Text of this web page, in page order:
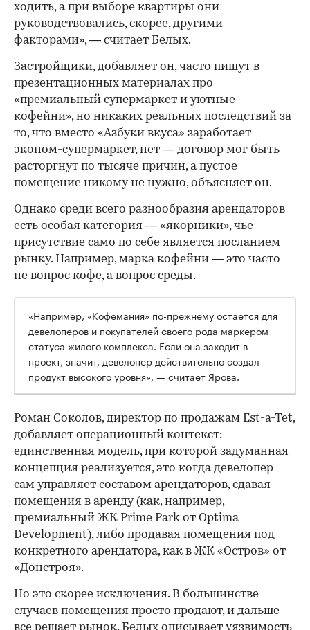
ходить, а при выборе квартиры они
руководствовались, скорее, другими
факторами», — считает Белых.
Застройщики, добавляет он, часто пишут в
презентационных материалах про
«премиальный супермаркет и уютные
кофейни», но никаких реальных последствий за
то, что вместо «Азбуки вкуса» заработает
эконом-супермаркет, нет — договор мог быть
расторгнут по тысяче причин, а пустое
помещение никому не нужно, объясняет он.
Однако среди всего разнообразия арендаторов
есть особая категория — «якорники», чье
присутствие само по себе является посланием
рынку. Например, марка кофейни — это часто
не вопрос кофе, а вопрос среды.
«Например, «Кофемания» по-прежнему остается для
девелоперов и покупателей своего рода маркером
статуса жилого комплекса. Если она заходит в
проект, значит, девелопер действительно создал
продукт высокого уровня», — считает Ярова.
Роман Соколов, директор по продажам Est-a-Tet,
добавляет операционный контекст:
единственная модель, при которой задуманная
концепция реализуется, это когда девелопер
сам управляет составом арендаторов, сдавая
помещения в аренду (как, например,
премиальный ЖК Prime Park от Optima
Development), либо продавая помещения под
конкретного арендатора, как в ЖК «Остров» от
«Донстроя».
Но это скорее исключения. В большинстве
случаев помещения просто продают, и дальше
все решает рынок. Белых описывает уязвимость